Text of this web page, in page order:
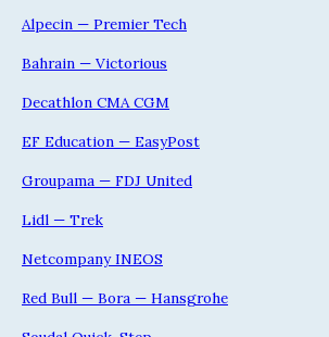
Alpecin — Premier Tech
Bahrain — Victorious
Decathlon CMA CGM
EF Education — EasyPost
Groupama — FDJ United
Lidl — Trek
Netcompany INEOS
Red Bull — Bora — Hansgrohe